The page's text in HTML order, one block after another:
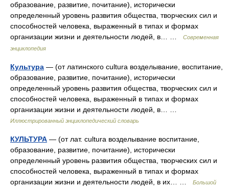
образование, развитие, почитание), исторически
определенный уровень развития общества, творческих сил и
способностей человека, выраженный в типах и формах
организации жизни и деятельности людей, в… …
Современная
энциклопедия
Культура — (от латинского cultura возделывание, воспитание,
образование, развитие, почитание), исторически
определенный уровень развития общества, творческих сил и
способностей человека, выраженный в типах и формах
организации жизни и деятельности людей, в… …
Иллюстрированный энциклопедический словарь
КУЛЬТУРА — (от лат. cultura возделывание воспитание,
образование, развитие, почитание), исторически
определенный уровень развития общества, творческих сил и
способностей человека, выраженный в типах и формах
организации жизни и деятельности людей, в их… …
Большой